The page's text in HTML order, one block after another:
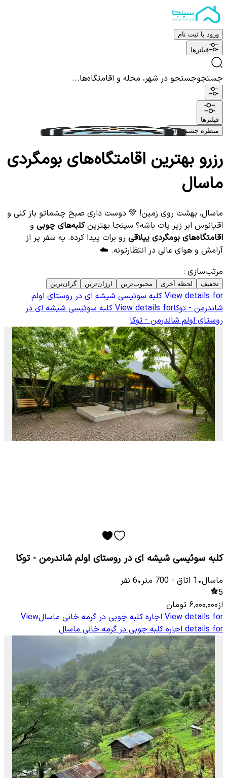
ورود یا ثبت نام
فیلترها
جستجوجستجو در شهر، محله و اقامتگاه‌ها...
فیلترها
منظره چشم نواز
رزرو بهترین اقامتگاه‌های بومگردی
ماسال
ماسال، بهشت روی زمین! 💚 دوست داری صبح چشماتو باز کنی و
اقیانوس ابر زیر پات باشه؟ سپنجا بهترینکلبه‌های چوبی و
اقامتگاه‌های بومگردی ییلاقی رو برات پیدا کرده. یه سفر پر از
آرامش و هوای عالی در انتظارتونه. ☁️
مرتب‌سازی :
تخفیف لحظه آخری محبوب‌ترین ارزان‌ترین گران‌ترین
View details for کلبه سوئیسی شیشه ای در روستای اولم
شاندرمن - توکاView details for کلبه سوئیسی شیشه ای در
روستای اولم شاندرمن - توکا
کلبه سوئیسی شیشه ای در روستای اولم شاندرمن - توکا
ماسال•
1 اتاق -
700 متر•
6 نفر
5
از۶٬۰۰۰٬۰۰۰ تومان
View details for اجاره کلبه چوبی در گرمه خانی ماسالView
details for اجاره کلبه چوبی در گرمه خانی ماسال